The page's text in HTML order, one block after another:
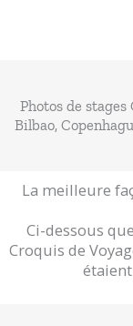
Photos de stages
Bilbao,
La meilleure
Ci-dessous
Croquis de